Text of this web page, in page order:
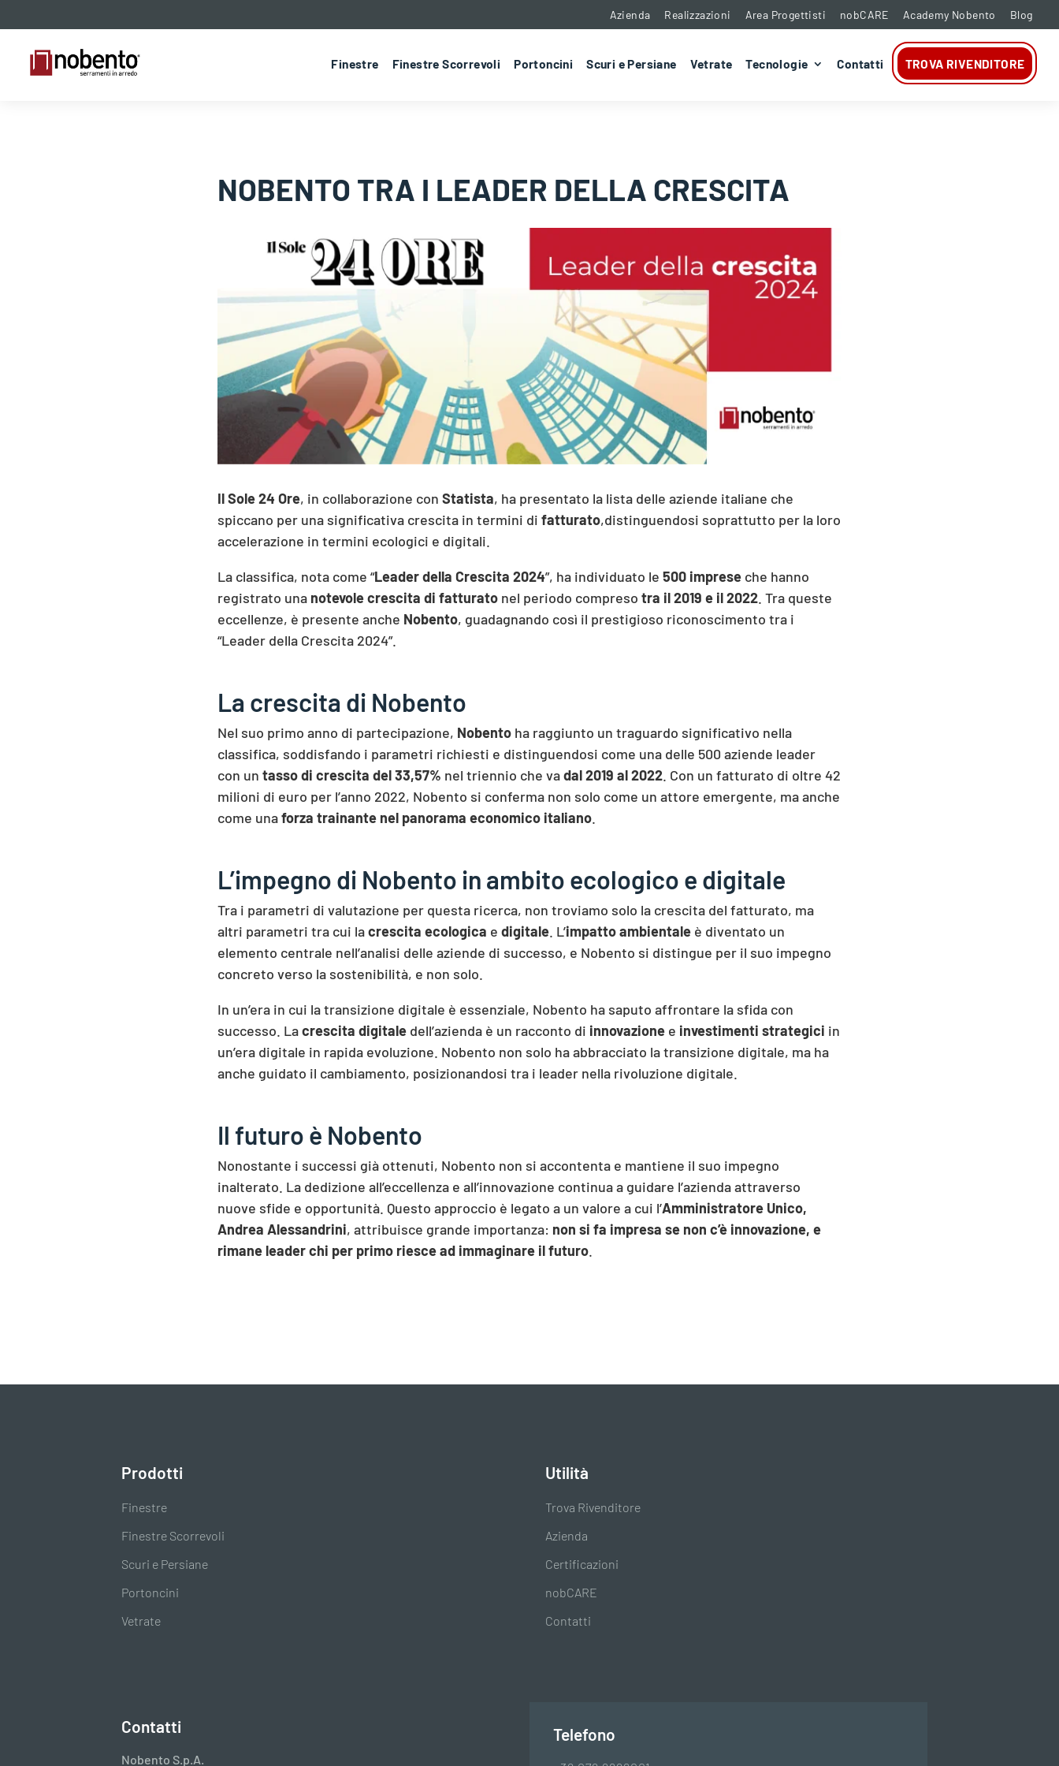
Azienda Realizzazioni Area Progettisti nobCARE Academy Nobento Blog
Finestre Finestre Scorrevoli Portoncini Scuri e Persiane Vetrate Tecnologie Contatti TROVA RIVENDITORE
NOBENTO TRA I LEADER DELLA CRESCITA
Il Sole 24 Ore, in collaborazione conStatista, ha presentato la lista delle aziende italiane che
spiccano per una significativa crescita in termini difatturato,distinguendosi soprattutto per la loro
accelerazione in termini ecologici e digitali.
La classifica, nota come “Leader della Crescita 2024”, ha individuato le500 imprese che hanno
registrato una notevole crescita di fatturato nel periodo compresotra il 2019 e il 2022 . Tra queste
eccellenze, è presente anche Nobento, guadagnando così il prestigioso riconoscimento tra i
“Leader della Crescita 2024”.
La crescita di Nobento
Nel suo primo anno di partecipazione, Nobento ha raggiunto un traguardo significativo nella
classifica, soddisfando i parametri richiesti e distinguendosi come una delle 500 aziende leader
con untasso di crescita del 33,57% nel triennio che vadal 2019 al 2022 . Con un fatturato di oltre 42
milioni di euro per l’anno 2022, Nobento si conferma non solo come un attore emergente, ma anche
come unaforza trainante nel panorama economico italiano
L’impegno di Nobento in ambito ecologico e digitale
Tra i parametri di valutazione per questa ricerca, non troviamo solo la crescita del fatturato, ma
altri parametri tra cui lacrescita ecologica e digitale . L’impatto ambientale è diventato un
elemento centrale nell’analisi delle aziende di successo, e Nobento si distingue per il suo impegno
concreto verso la sostenibilità, e non solo.
In un’era in cui la transizione digitale è essenziale, Nobento ha saputo affrontare la sfida con
successo. Lacrescita digitale dell’azienda è un racconto di innovazione e investimenti strategici in
un’era digitale in rapida evoluzione. Nobento non solo ha abbracciato la transizione digitale, ma ha
anche guidato il cambiamento, posizionandosi tra i leader nella rivoluzione digitale.
Il futuro è Nobento
Nonostante i successi già ottenuti, Nobento non si accontenta e mantiene il suo impegno
inalterato. La dedizione all’eccellenza e all’innovazione continua a guidare l’azienda attraverso
nuove sfide e opportunità. Questo approccio è legato a un valore a cui l’Amministratore Unico,
Andrea Alessandrini, attribuisce grande importanza: non si fa impresa se non c’è innovazione, e
rimane leader chi per primo riesce ad immaginare il futuro
Prodotti
Finestre
Finestre Scorrevoli
Scuri e Persiane
Portoncini
Vetrate
Utilità
Trova Rivenditore
Azienda
Certificazioni
nobCARE
Contatti
Contatti
Nobento S.p.A.
Telefono